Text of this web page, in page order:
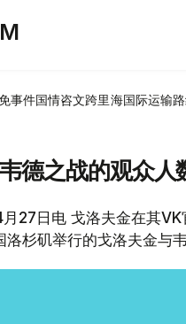
事件国情咨文跨里海国际运输
德之战的观众人
27日电 戈洛夫金在其
杉矶举行的戈洛夫金与韦